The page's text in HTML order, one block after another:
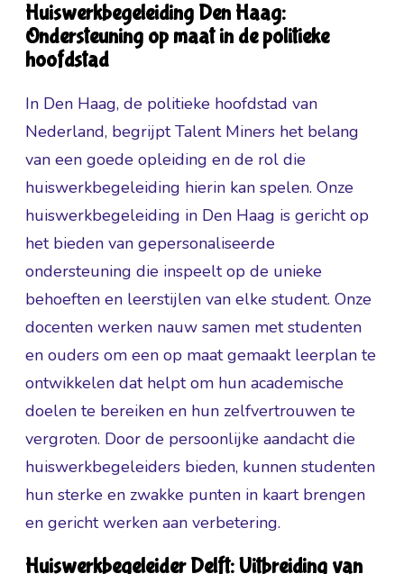
Huiswerkbegeleiding Den Haag:
Ondersteuning op maat in de politieke
hoofdstad
In Den Haag, de politieke hoofdstad van
Nederland, begrijpt Talent Miners het belang
van een goede opleiding en de rol die
huiswerkbegeleiding hierin kan spelen. Onze
huiswerkbegeleiding in Den Haag is gericht op
het bieden van gepersonaliseerde
ondersteuning die inspeelt op de unieke
behoeften en leerstijlen van elke student. Onze
docenten werken nauw samen met studenten
en ouders om een op maat gemaakt leerplan te
ontwikkelen dat helpt om hun academische
doelen te bereiken en hun zelfvertrouwen te
vergroten. Door de persoonlijke aandacht die
huiswerkbegeleiders bieden, kunnen studenten
hun sterke en zwakke punten in kaart brengen
en gericht werken aan verbetering.
Huiswerkbegeleider Delft: Uitbreiding van